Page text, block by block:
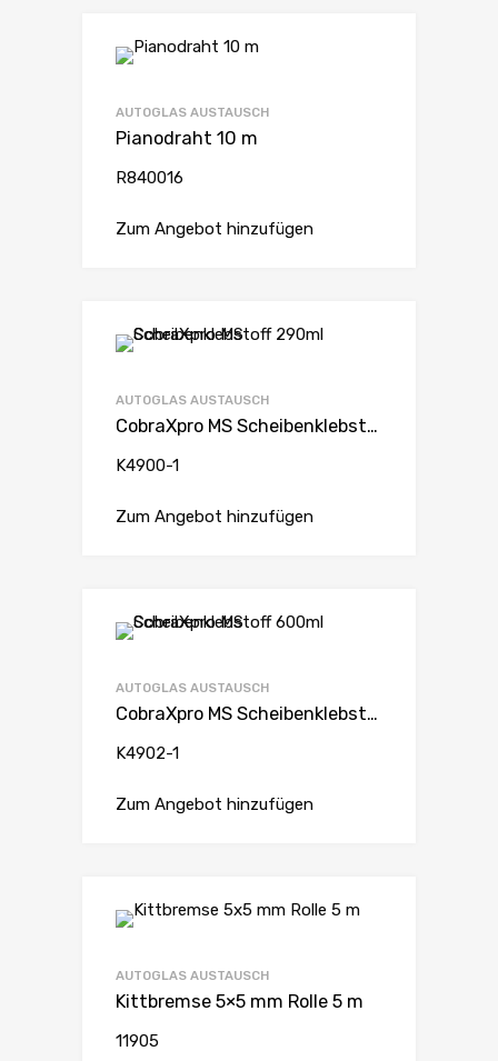
AUTOGLAS AUSTAUSCH
Pianodraht 10 m
R840016
Zum Angebot hinzufügen
AUTOGLAS AUSTAUSCH
CobraXpro MS Scheibenklebstoff 290ml
K4900-1
Zum Angebot hinzufügen
AUTOGLAS AUSTAUSCH
CobraXpro MS Scheibenklebstoff 600ml
K4902-1
Zum Angebot hinzufügen
AUTOGLAS AUSTAUSCH
Kittbremse 5×5 mm Rolle 5 m
11905